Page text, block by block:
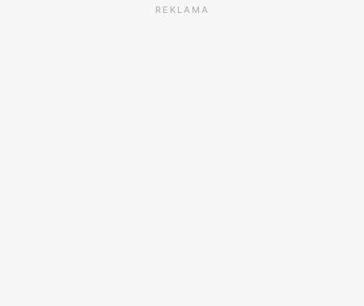
REKLAMA